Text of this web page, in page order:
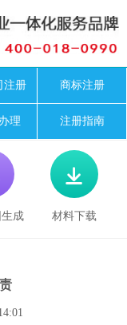
注册 商标注册
理 注册指南
成

材料下载